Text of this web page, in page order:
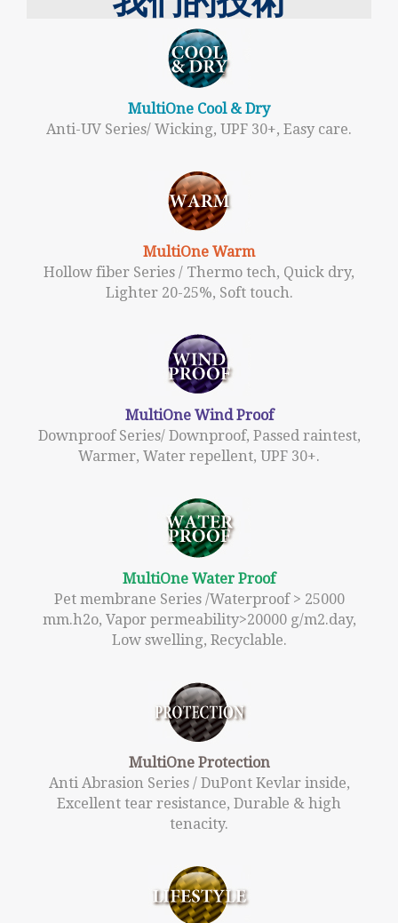
MultiOne Cool & Dry
Anti-UV Series/ Wicking, UPF 30+, Easy care.
MultiOne Warm
Hollow fiber Series / Thermo tech, Quick dry,
Lighter 20-25%, Soft touch.
MultiOne Wind Proof
Downproof Series/ Downproof, Passed raintest,
Warmer, Water repellent, UPF 30+.
MultiOne Water Proof
Pet membrane Series /Waterproof > 25000
mm.h2o, Vapor permeability>20000 g/m2.day,
Low swelling, Recyclable.
MultiOne Protection
Anti Abrasion Series / DuPont Kevlar inside,
Excellent tear resistance, Durable & high
tenacity.